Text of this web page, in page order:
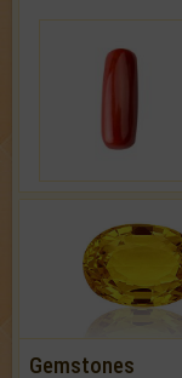
Gemstones